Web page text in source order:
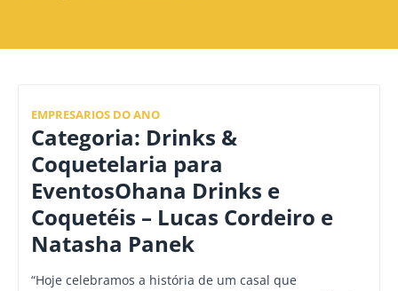
EMPRESARIOS DO ANO
Categoria: Drinks &
Coquetelaria para
EventosOhana Drinks e
Coquetéis – Lucas Cordeiro e
Natasha Panek
“Hoje celebramos a história de um casal que